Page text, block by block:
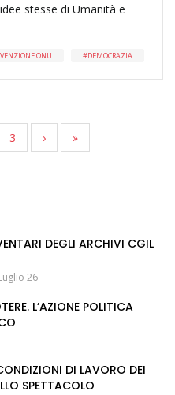
stesse di Umanità e
ONU DEMOCRAZIA
PAGINA
3
PAGINA
SUCCESSIVA
›
ULTIMA
PAGINA
»
DEGLI ARCHIVI CGIL
26
L’AZIONE POLITICA
DI LAVORO DEI
SPETTACOLO